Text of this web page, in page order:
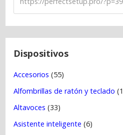
e
n
Dispositivos
Accesorios (55)
Alfombrillas de ratón y teclado
Altavoces (33)
Asistente inteligente (6)